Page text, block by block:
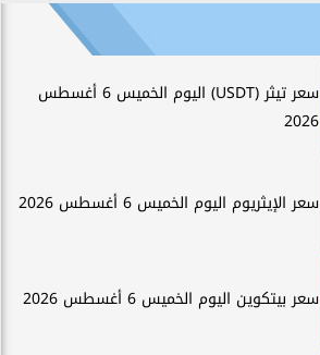
سعر تيثر (USDT) اليوم الخميس 6 أغسطس
2026
سعر الإيثريوم اليوم الخميس 6 أغسطس 2026
سعر بيتكوين اليوم الخميس 6 أغسطس 2026